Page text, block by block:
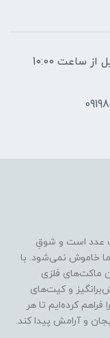
ساعات پاسخگویی: فقط روزهای غیر تعطیل از ساعت 10:00
عدد است و شوقِ
خاموش نمی‌شود. با
ماکت‌های فلزی
و کیت‌های
کرده‌ایم تا هر
و آرامش پیدا کند.